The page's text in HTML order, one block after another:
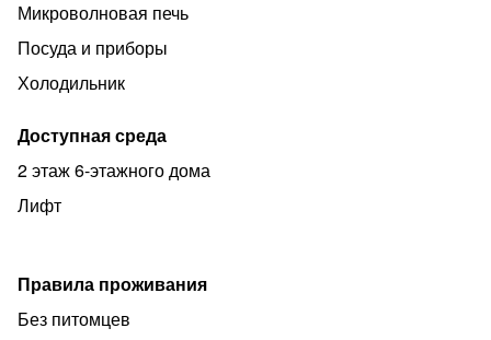
Кофейни "Люди любят хлеб", булочная "Вольчека" ,
"Цех 85.
В пешей доступности Фуд-корд Василеостровский
ресторанов.
Рядом особняк Бремме (5 минут пешком).
Максимально для 2-х человек.
Микроволновая печь
Посуда и приборы
Холодильник
Доступная среда
2 этаж 6-этажного дома
Лифт
Правила проживания
Без питомцев